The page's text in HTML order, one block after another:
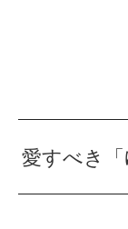
愛すべき「